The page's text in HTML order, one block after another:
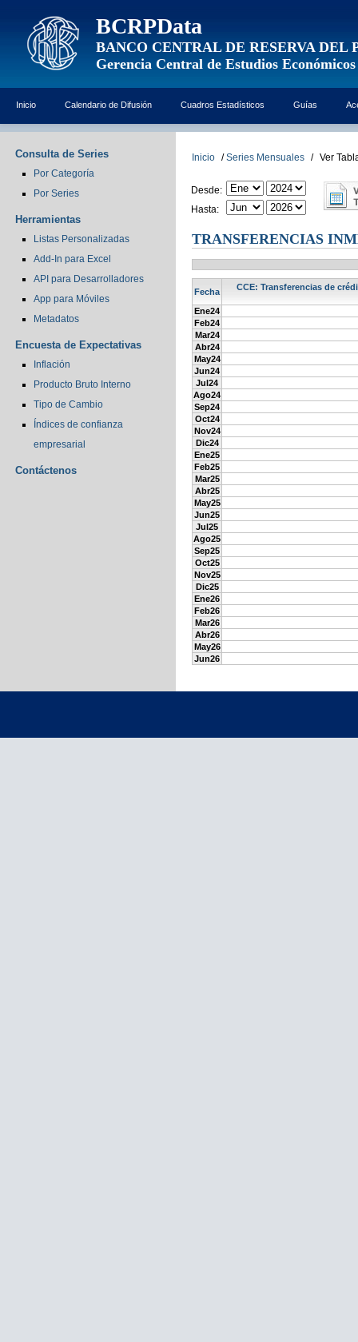
BCRPData
BANCO CENTRAL DE RESERVA DEL
Gerencia Central de Estudios Económicos
Inicio Calendario de Difusión Cuadros Estadísticos Guías
Consulta de Series
Por Categoría
Por Series
Herramientas
Listas Personalizadas
Add-In para Excel
API para Desarrolladores
App para Móviles
Metadatos
Encuesta de Expectativas
Inflación
Producto Bruto Interno
Tipo de Cambio
Índices de confianza
empresarial
Contáctenos
Inicio / Series Mensuales / Ver
Desde:
Hasta:
TRANSFERENCIAS
Fecha CCE: Transferencias de
Ene24
Feb24
Mar24
Abr24
May24
Jun24
Jul24
Ago24
Sep24
Oct24
Nov24
Dic24
Ene25
Feb25
Mar25
Abr25
May25
Jun25
Jul25
Ago25
Sep25
Oct25
Nov25
Dic25
Ene26
Feb26
Mar26
Abr26
May26
Jun26